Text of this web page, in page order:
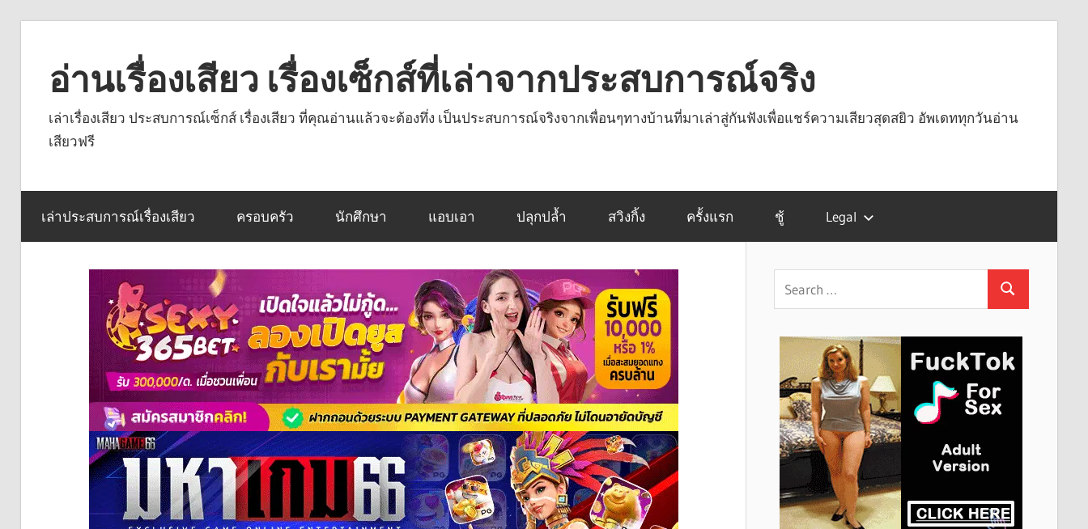
contentอ่านเรื่องเสียว เรื่องเซ็กส์ที่เล่าจากประสบการณ์จริง
เล่าเรื่องเสียว ประสบการณ์เซ็กส์ เรื่องเสียว ที่คุณอ่านแล้วจะต้องทึ่ง เป็นประสบการณ์จริงจากเพื่อนๆทางบ้านที่มาเล่าสู่กันฟังเพื่อแชร์ความเสียวสุดสยิว อัพเดททุกวันอ่าน
เสียวฟรี
เล่าประสบการณ์เรื่องเสียว ครอบครัว นักศึกษา แอบเอา ปลุกปล้ำ สวิงกิ้ง ครั้งแรก ชู้ Legal